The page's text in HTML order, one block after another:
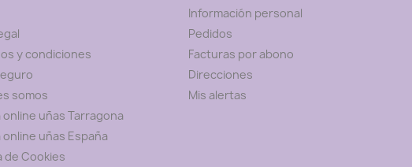
y condiciones
somos
online uñas Tarragona
online uñas España
de Cookies
Información personal
Pedidos
Facturas por abono
Direcciones
Mis alertas